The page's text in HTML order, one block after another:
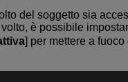
del soggetto sia
è possibile
] per mettere a fuoco